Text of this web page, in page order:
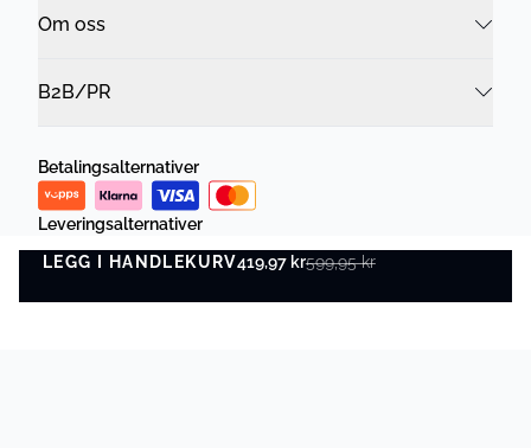
LEGG I HANDLEKURV419,97 kr599,95 kr
LEGG I HANDLEKURV
Om oss
B2B/PR
Betalingsalternativer
Leveringsalternativer